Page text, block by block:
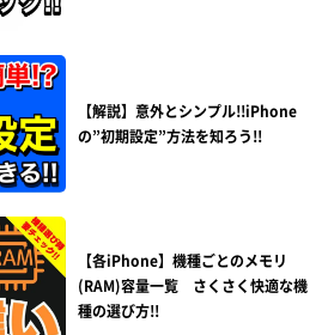
【解説】意外とシンプル!!iPhone
の”初期設定”方法を知ろう!!
【各iPhone】機種ごとのメモリ
(RAM)容量一覧 さくさく快適な機
種の選び方!!